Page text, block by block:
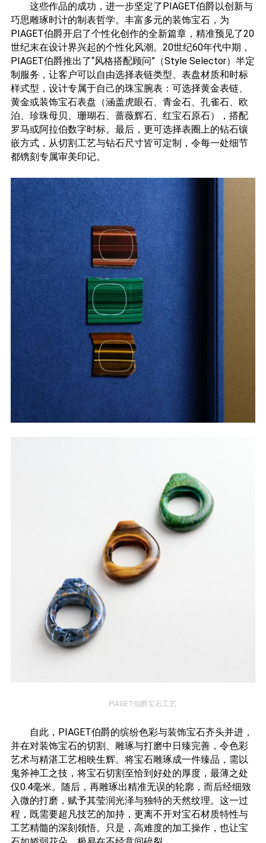
这些作品的成功，进一步坚定了PIAGET伯爵以创新与
巧思雕琢时计的制表哲学。丰富多元的装饰宝石，为
PIAGET伯爵开启了个性化创作的全新篇章，精准预见了20
世纪末在设计界兴起的个性化风潮。20世纪60年代中期，
PIAGET伯爵推出了“风格搭配顾问”（Style Selector）半定
制服务，让客户可以自由选择表链类型、表盘材质和时标
样式型，设计专属于自己的珠宝腕表：可选择黄金表链、
黄金或装饰宝石表盘（涵盖虎眼石、青金石、孔雀石、欧
泊、珍珠母贝、珊瑚石、蔷薇辉石、红宝石原石），搭配
罗马或阿拉伯数字时标。最后，更可选择表圈上的钻石镶
嵌方式，从切割工艺与钻石尺寸皆可定制，令每一处细节
都镌刻专属审美印记。
PIAGET伯爵宝石工艺
自此，PIAGET伯爵的缤纷色彩与装饰宝石齐头并进，
并在对装饰宝石的切割、雕琢与打磨中日臻完善，令色彩
艺术与精湛工艺相映生辉。将宝石雕琢成一件臻品，需以
鬼斧神工之技，将宝石切割至恰到好处的厚度，最薄之处
仅0.4毫米。随后，再雕琢出精准无误的轮廓，而后经细致
入微的打磨，赋予其莹润光泽与独特的天然纹理。这一过
程，既需要超凡技艺的加持，更离不开对宝石材质特性与
工艺精髓的深刻领悟。只是，高难度的加工操作，也让宝